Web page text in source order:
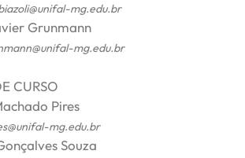
mg.edu.br
Grunmann
mg.edu.br
CURSO
Pires
mg.edu.br
Souza